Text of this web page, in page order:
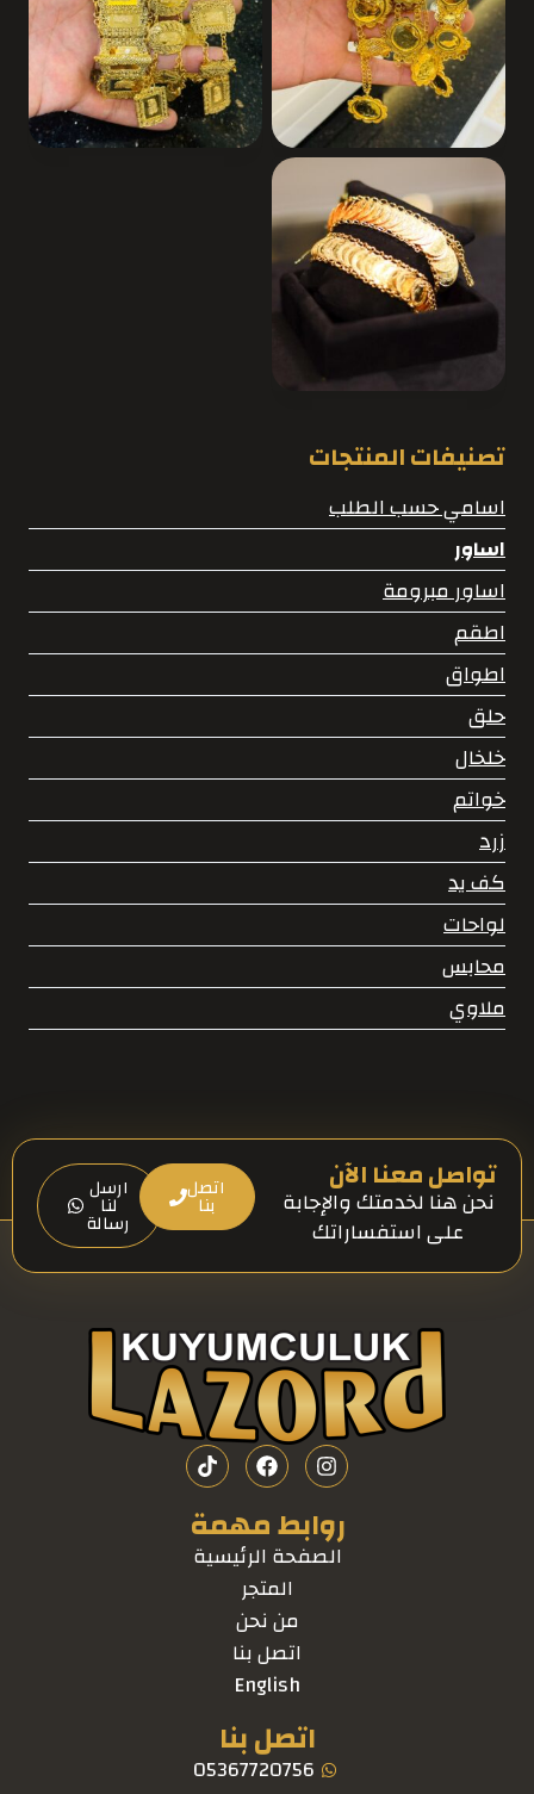
تصنيفات المنتجات
اسامي حسب الطلب
اساور
اساور مبرومة
اطقم
اطواق
حلق
خلخال
خواتم
زرد
كف يد
لواحات
محابس
ملاوي
تواصل معنا الآن
نحن هنا لخدمتك والإجابة
على استفساراتك
اتصل
بنا
ارسل
لنا
رسالة
روابط مهمة
الصفحة الرئيسية
المتجر
من نحن
اتصل بنا
English
اتصل بنا
05367720756